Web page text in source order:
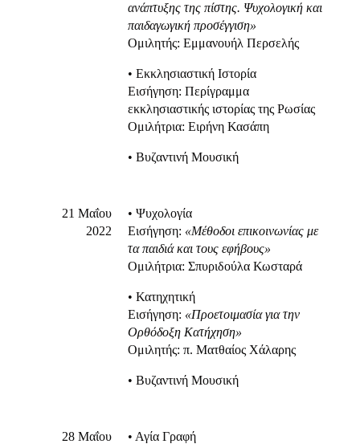
ανάπτυξης της πίστης. Ψυχολογική και
παιδαγωγική προσέγγιση»
Ομιλητής: Εμμανουήλ Περσελής
• Εκκλησιαστική Ιστορία
Eισήγηση: Περίγραμμα
εκκλησιαστικής ιστορίας της Ρωσίας
Ομιλήτρια: Ειρήνη Κασάπη
• Βυζαντινή Μουσική
21 Μαΐου
2022
• Ψυχολογία
Εισήγηση: «Μέθοδοι επικοινωνίας με
τα παιδιά και τους εφήβους»
Ομιλήτρια: Σπυριδούλα Κωσταρά
• Κατηχητική
Eισήγηση: «Προετοιμασία για την
Ορθόδοξη Κατήχηση»
Ομιλητής: π. Ματθαίος Χάλαρης
• Βυζαντινή Μουσική
28 Μαΐου
• Αγία Γραφή